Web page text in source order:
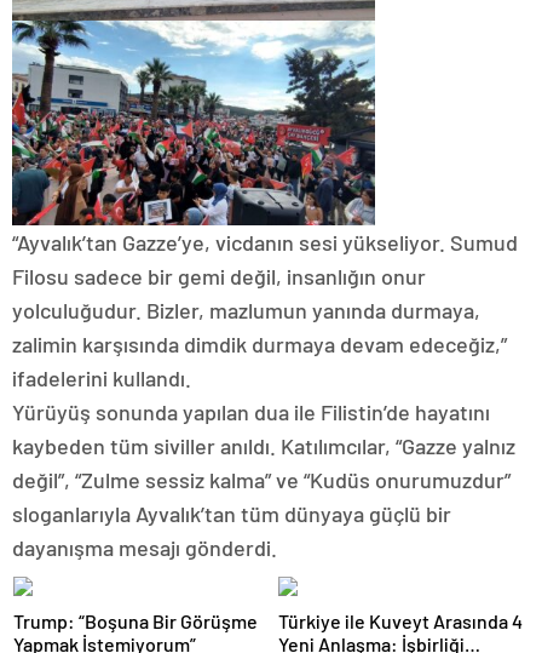
“Ayvalık’tan Gazze’ye, vicdanın sesi yükseliyor. Sumud
Filosu sadece bir gemi değil, insanlığın onur
yolculuğudur. Bizler, mazlumun yanında durmaya,
zalimin karşısında dimdik durmaya devam edeceğiz,”
ifadelerini kullandı.
Yürüyüş sonunda yapılan dua ile Filistin’de hayatını
kaybeden tüm siviller anıldı. Katılımcılar, “Gazze yalnız
değil”, “Zulme sessiz kalma” ve “Kudüs onurumuzdur”
sloganlarıyla Ayvalık’tan tüm dünyaya güçlü bir
dayanışma mesajı gönderdi.
Trump: “Boşuna Bir Görüşme
Yapmak İstemiyorum”
Türkiye ile Kuveyt Arasında 4
Yeni Anlaşma: İşbirliği